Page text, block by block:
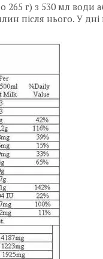
265 г) з 530 мл
після нього. У